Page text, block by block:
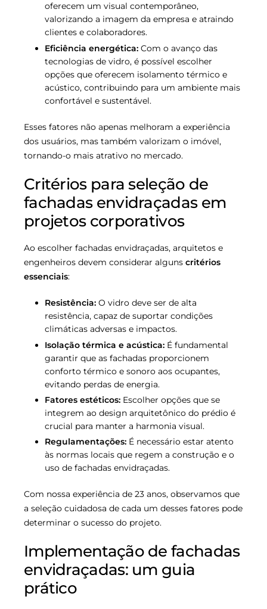
oferecem um visual contemporâneo,
valorizando a imagem da empresa e atraindo
clientes e colaboradores.
Eficiência energética: Com o avanço das
tecnologias de vidro, é possível escolher
opções que oferecem isolamento térmico e
acústico, contribuindo para um ambiente mais
confortável e sustentável.
Esses fatores não apenas melhoram a experiência
dos usuários, mas também valorizam o imóvel,
tornando-o mais atrativo no mercado.
Critérios para seleção de
fachadas envidraçadas em
projetos corporativos
Ao escolher fachadas envidraçadas, arquitetos e
engenheiros devem considerar alguns critérios
essenciais:
Resistência: O vidro deve ser de alta
resistência, capaz de suportar condições
climáticas adversas e impactos.
Isolação térmica e acústica: É fundamental
garantir que as fachadas proporcionem
conforto térmico e sonoro aos ocupantes,
evitando perdas de energia.
Fatores estéticos: Escolher opções que se
integrem ao design arquitetônico do prédio é
crucial para manter a harmonia visual.
Regulamentações: É necessário estar atento
às normas locais que regem a construção e o
uso de fachadas envidraçadas.
Com nossa experiência de 23 anos, observamos que
a seleção cuidadosa de cada um desses fatores pode
determinar o sucesso do projeto.
Implementação de fachadas
envidraçadas: um guia
prático